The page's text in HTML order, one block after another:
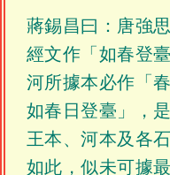
蔣錫昌曰：唐強
經文作「如春登
河所據本必作「
如春日登臺」，
王本、河本及各
如此，似未可據